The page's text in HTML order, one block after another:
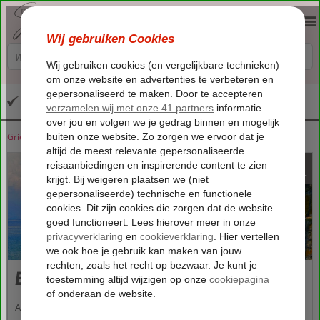
Altijd inclusief huurauto
Home
Griekenland Corfu Corfu Benitses
897 p.p.
Benitses
Achter de prachtig begroeide bergen met pijnbomen en cipressen,